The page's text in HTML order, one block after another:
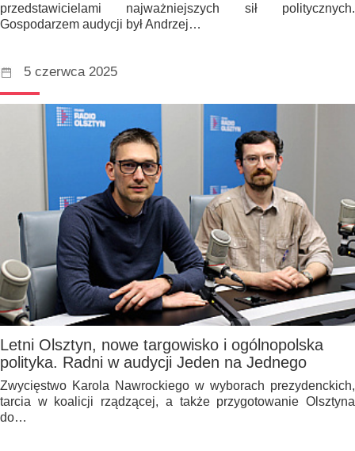
przedstawicielami najważniejszych sił politycznych.
Gospodarzem audycji był Andrzej…
5 czerwca 2025
Letni Olsztyn, nowe targowisko i ogólnopolska
polityka. Radni w audycji Jeden na Jednego
Zwycięstwo Karola Nawrockiego w wyborach prezydenckich,
tarcia w koalicji rządzącej, a także przygotowanie Olsztyna
do…